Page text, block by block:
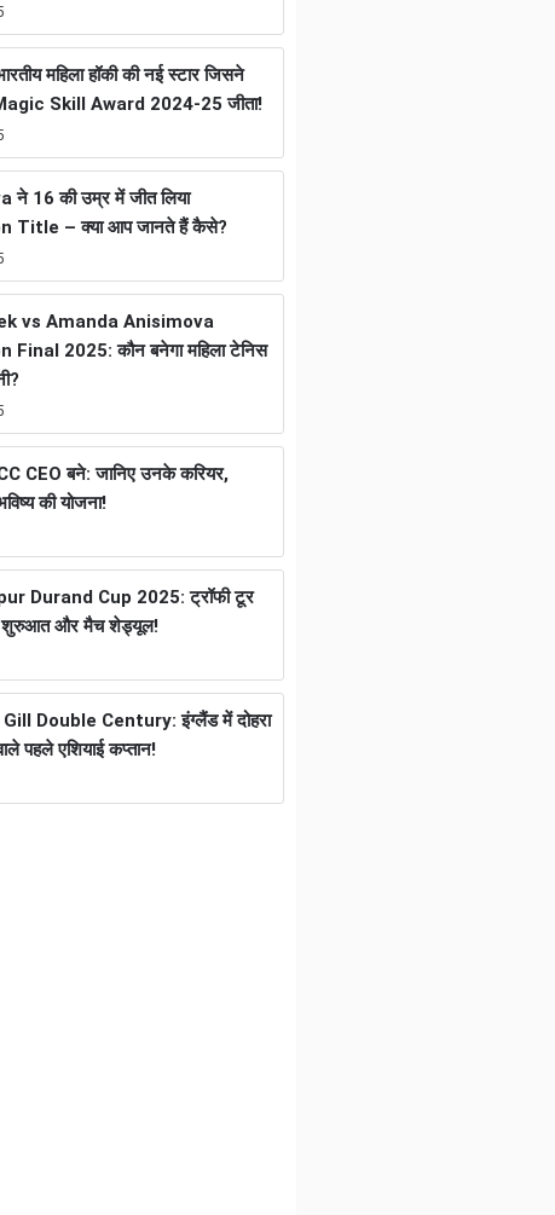
महिला हॉकी की नई स्टार जिसने
Skill Award 2024-25 जीता!
ने 16 की उम्र में जीत लिया
Title – क्या आप जानते हैं कैसे?
vs Amanda Anisimova
Final 2025: कौन बनेगा महिला टेनिस
CEO बने: जानिए उनके करियर,
की योजना!
Durand Cup 2025: ट्रॉफी टूर
शुरुआत और मैच शेड्यूल!
Double Century: इंग्लैंड में दोहरा
पहले एशियाई कप्तान!